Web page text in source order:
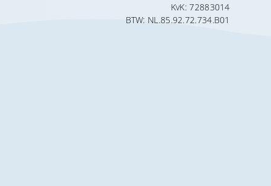
KvK: 72883014
BTW: NL.85.92.72.734.B01